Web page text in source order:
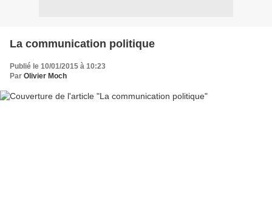
La communication politique
Publié le 10/01/2015 à 10:23
Par Olivier Moch